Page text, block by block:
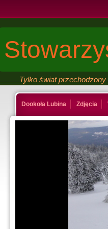
Dookoła Lubina Zdjęcia
Ksiega gosci
Tylko świat